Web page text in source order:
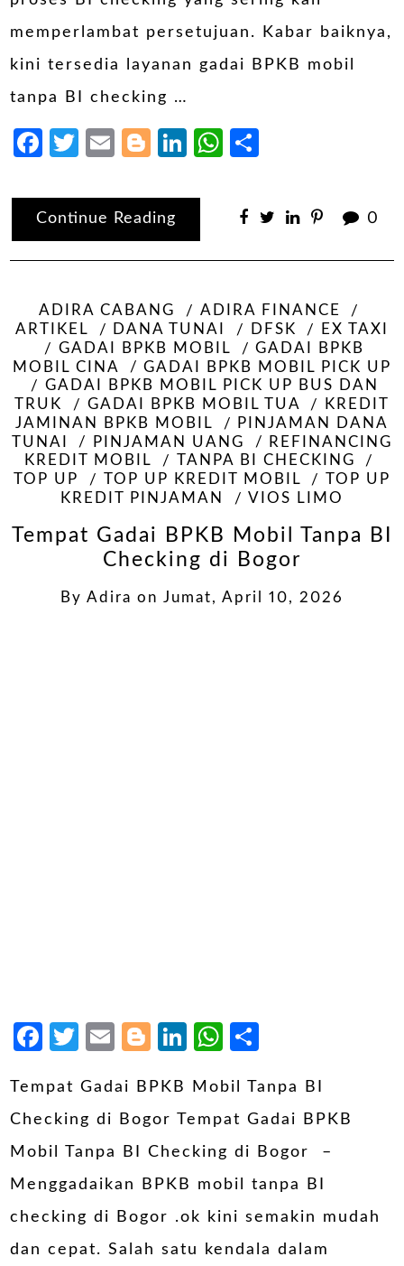
memperlambat persetujuan. Kabar baiknya,
kini tersedia layanan gadai BPKB mobil
tanpa BI checking …
Facebook
Twitter
EmailBlogger
LinkedIn
WhatsApp
Continue Reading 0
ADIRA CABANG
ADIRA FINANCE
ARTIKEL
DANA TUNAI DFSK
EX TAXI
GADAI BPKB MOBIL
GADAI BPKB
MOBIL CINA
GADAI BPKB MOBIL PICK UP
GADAI BPKB MOBIL PICK UP BUS DAN
TRUK
GADAI BPKB MOBIL TUA
KREDIT
JAMINAN BPKB MOBIL
PINJAMAN DANA
TUNAI
PINJAMAN UANG
REFINANCING
KREDIT MOBIL
TANPA BI CHECKING
TOP UP
TOP UP KREDIT MOBIL
TOP UP
KREDIT PINJAMAN
VIOS LIMO
Tempat Gadai BPKB Mobil Tanpa BI
Checking di Bogor
By Adira on Jumat, April 10, 2026
Facebook
Twitter
EmailBlogger
LinkedIn
WhatsApp
Tempat Gadai BPKB Mobil Tanpa BI
Checking di Bogor Tempat Gadai BPKB
Mobil Tanpa BI Checking di Bogor –
Menggadaikan BPKB mobil tanpa BI
checking di Bogor .ok kini semakin mudah
dan cepat. Salah satu kendala dalam